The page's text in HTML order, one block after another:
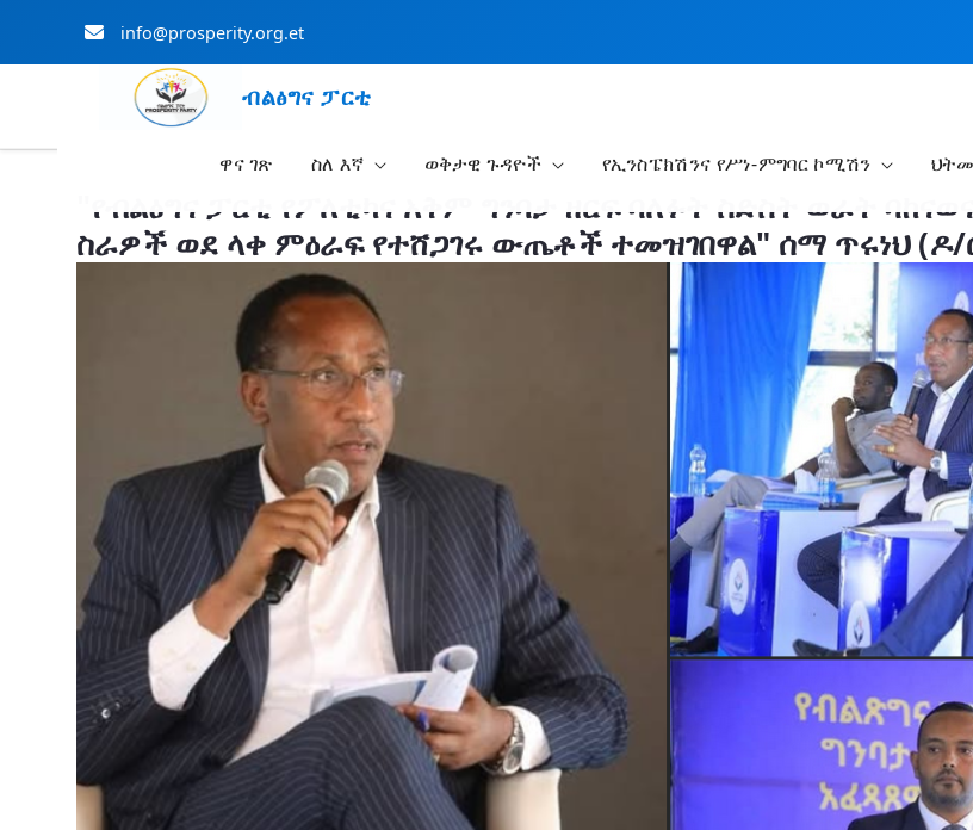
info@prosperity.org.et
ብልፅግና ፓርቲ
ዋና ገጽ ስለ እኛ ወቅታዊ ጉዳዮች የኢንስፔክሽንና የሥነ-ምግባር ኮሚሽን
"የብልፅግና ፓርቲ የፖለቲካና አቅም ግንባታ ዘርፍ ባለፉት ስድስት ወራት
ስራዎች ወደ ላቀ ምዕራፍ የተሸጋገሩ ውጤቶች ተመዝገበዋል" ሰማ ጥሩነህ (ዶ/